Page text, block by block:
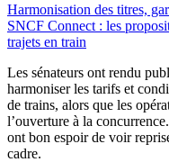
Harmonisation des titres,
SNCF Connect : les
trajets en train
Les sénateurs ont rendu
harmoniser les tarifs et
de trains, alors que les
l’ouverture à la
ont bon espoir de voir
cadre.